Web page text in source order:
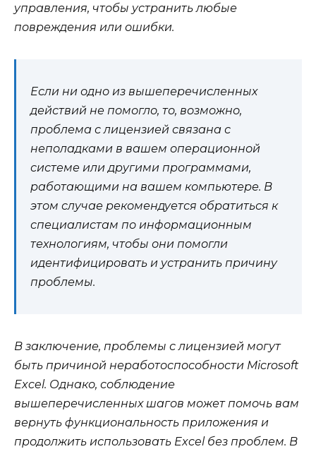
управления, чтобы устранить любые
повреждения или ошибки.
Если ни одно из вышеперечисленных
действий не помогло, то, возможно,
проблема с лицензией связана с
неполадками в вашем операционной
системе или другими программами,
работающими на вашем компьютере. В
этом случае рекомендуется обратиться к
специалистам по информационным
технологиям, чтобы они помогли
идентифицировать и устранить причину
проблемы.
В заключение, проблемы с лицензией могут
быть причиной неработоспособности Microsoft
Excel. Однако, соблюдение
вышеперечисленных шагов может помочь вам
вернуть функциональность приложения и
продолжить использовать Excel без проблем. В